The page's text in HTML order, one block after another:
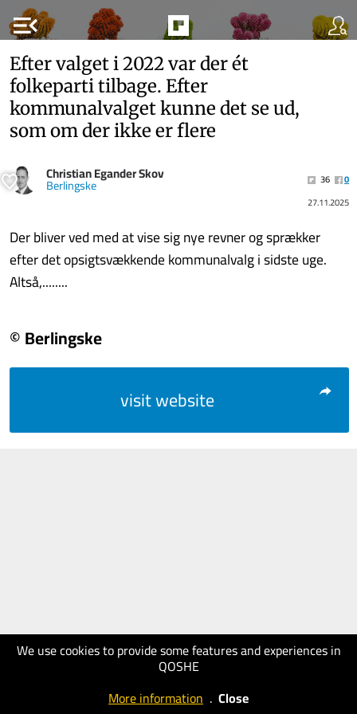
menu_open
We use cookies to provide some features and experiences in
QOSHE
More information . Close
Efter valget i 2022 var der ét
folkeparti tilbage. Efter
kommunalvalget kunne det se ud,
som om der ikke er flere
Christian Egander Skov
Berlingske 36
0
27.11.2025
Der bliver ved med at vise sig nye revner og sprækker
efter det opsigtsvækkende kommunalvalg i sidste uge.
Altså,........
© Berlingske
visit website